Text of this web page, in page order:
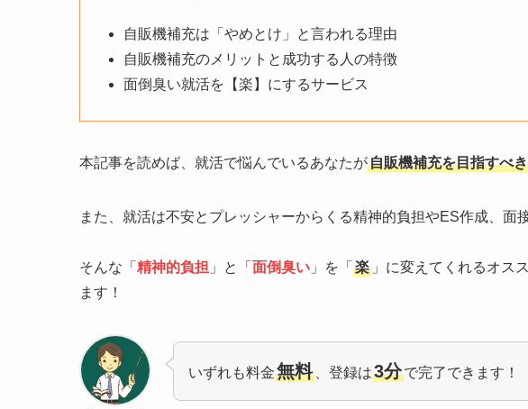
自販機補充は「やめとけ」と言われる理由
自販機補充のメリットと成功する人の特徴
面倒臭い就活を【楽】にするサービス
本記事を読めば、就活で悩んでいるあなたが自販機補充を目指すべ
また、就活は不安とプレッシャーからくる精神的負担やES作成、面
そんな「 精神的負担 」と「 面倒臭い 」を「 楽 」に変えてくれるオス
ます！
いずれも料金無料 、登録は3分で完了できます！